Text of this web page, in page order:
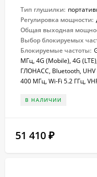
Тип глушилки:
Регулировка мощности:
Выбор блокируемых
Блокируемые частоты:
МГц, 4G (Mobile), 4G
ГЛОНАСС, Bluetooth, UHV
400 МГц, Wi-Fi 5.2 ГГц,
В НАЛИЧИИ
51 410 ₽